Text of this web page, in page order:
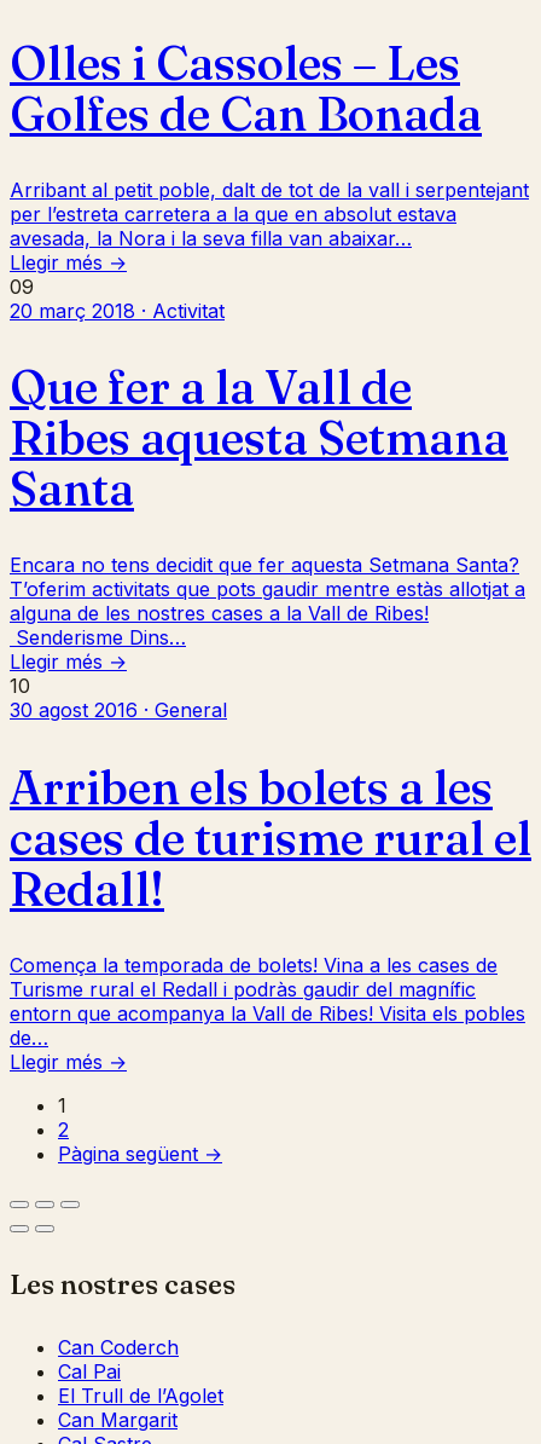
Olles i Cassoles – Les
Golfes de Can Bonada
Arribant al petit poble, dalt de tot de la vall i serpentejant
per l’estreta carretera a la que en absolut estava
avesada, la Nora i la seva filla van abaixar…
Llegir més →
09
20 març 2018 · Activitat
Que fer a la Vall de
Ribes aquesta Setmana
Santa
Encara no tens decidit que fer aquesta Setmana Santa?
T’oferim activitats que pots gaudir mentre estàs allotjat a
alguna de les nostres cases a la Vall de Ribes!
Senderisme Dins…
Llegir més →
10
30 agost 2016 · General
Arriben els bolets a les
cases de turisme rural el
Redall!
Comença la temporada de bolets! Vina a les cases de
Turisme rural el Redall i podràs gaudir del magnífic
entorn que acompanya la Vall de Ribes! Visita els pobles
de…
Llegir més →
1
2
Pàgina següent →
Les nostres cases
Can Coderch
Cal Pai
El Trull de l’Agolet
Can Margarit